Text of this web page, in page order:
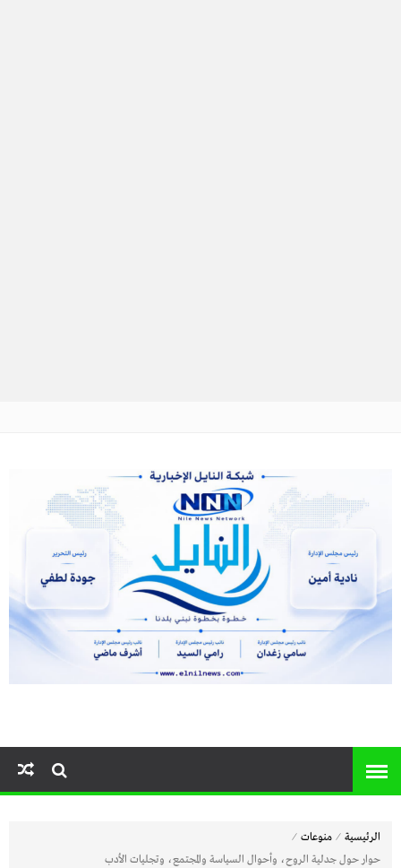
الرئيسية ⁄ منوعات ⁄
حوار حول جدلية الروح، وأحوال السياسة والمجتمع، وتجليات الأدب